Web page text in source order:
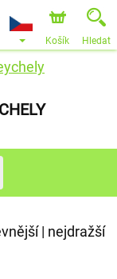
Košík Hledat
| nejdražší